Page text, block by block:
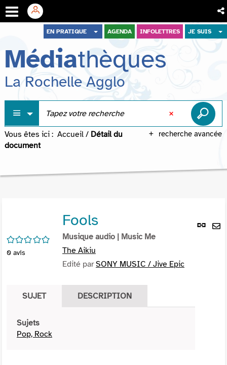
menu
contenu
recherche
EN PRATIQUE AGENDA INFOLETTRES JE SUIS
Médiathèques
La Rochelle Agglo
recherche avancée
Vous êtes ici : Accueil / Détail du
document
Lien
/5
0 avis
Fools
Musique audio | Music Me
The Aikiu
Edité parSONY MUSIC / Jive Epic
SUJET DESCRIPTION
Sujets
Pop, Rock